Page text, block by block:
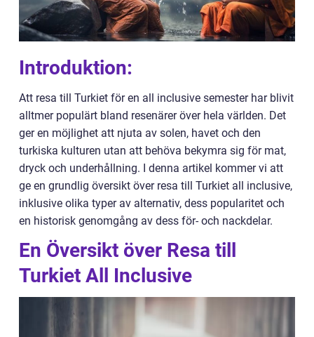
Introduktion:
Att resa till Turkiet för en all inclusive semester har blivit
alltmer populärt bland resenärer över hela världen. Det
ger en möjlighet att njuta av solen, havet och den
turkiska kulturen utan att behöva bekymra sig för mat,
dryck och underhållning. I denna artikel kommer vi att
ge en grundlig översikt över resa till Turkiet all inclusive,
inklusive olika typer av alternativ, dess popularitet och
en historisk genomgång av dess för- och nackdelar.
En Översikt över Resa till
Turkiet All Inclusive